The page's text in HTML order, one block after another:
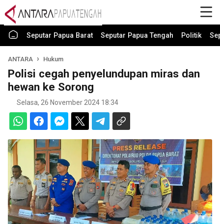
Seputar Papua Barat Seputar Papua Tengah Politik
ANTARA Hukum
Polisi cegah penyelundupan miras dan
hewan ke Sorong
Selasa, 26 November 2024 18:34